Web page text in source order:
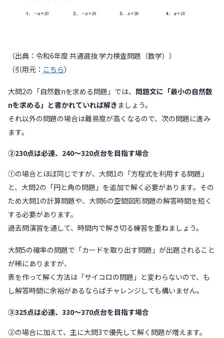
（出典：令和6年度 共通選抜 学力検査問題（数学））
（引用元： こちら）
大問2の「自然数nを求める問題」では、 問題文に「最小の自然数
nを求める」と書かれていれば解き ましょう。
それ以外の問題の場合は難易度が高くなるので、次の問題に進み
ます。
②230点は必達、240～320点台を目指す場合
①の場合とほぼ同じですが、大問1の「方程式を利用する問題」
と、大問2の「円と角の問題」を追加で解く必要があります。その
ため大問1の計算問題や、大問6の空間図形問題の解答時間を短く
する必要があります。
過去問演習を通して、時間内で解き切る練習を重ねましょう。
大問5の確率の問題で「カードを取り出す問題」が出題されること
が稀にありますが、
表を作って解く方法は「サイコロの問題」と変わらないので、も
し解答時間に余裕があるならばチャレンジしても構いません。
③325点は必達、330～370点台を目指す場合
②の場合に加えて、主に大問3で優先して解く問題が増えます。